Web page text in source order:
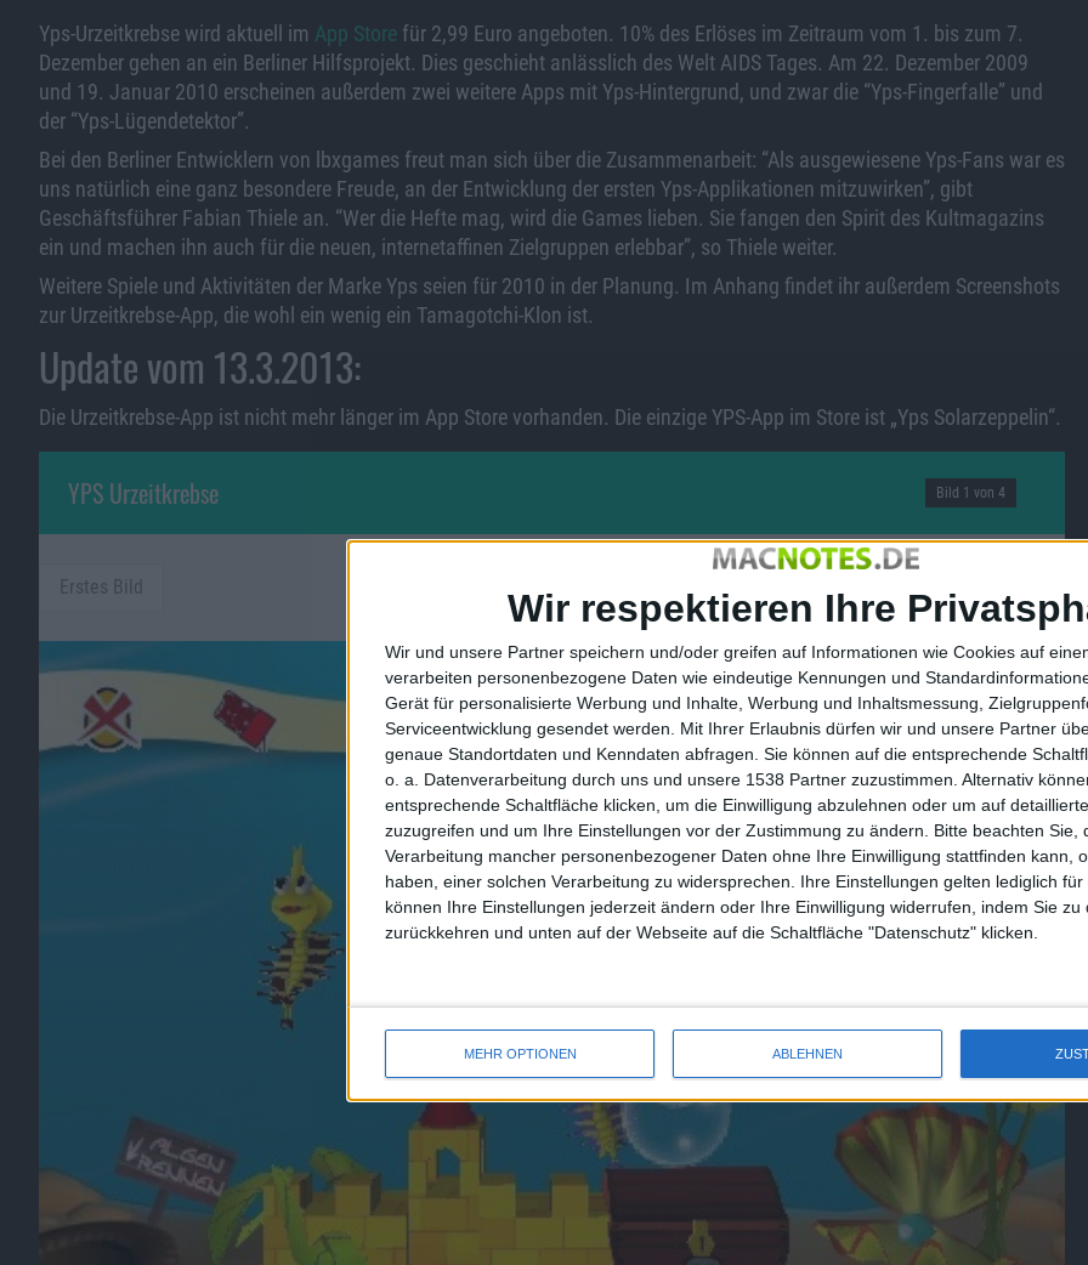
Wir respektieren Ihre
Wir und unsere Partner speichern und/oder greifen auf Informationen wie Cookies auf
verarbeiten personenbezogene Daten wie eindeutige Kennungen und
Gerät für personalisierte Werbung und Inhalte, Werbung und Inhaltsmessung,
Serviceentwicklung gesendet werden.
Mit Ihrer Erlaubnis dürfen wir und unsere Partner
genaue Standortdaten und Kenndaten abfragen. Sie können auf die entsprechende
o. a. Datenverarbeitung durch uns und unsere 1538 Partner zuzustimmen. Alternativ
entsprechende Schaltfläche klicken, um die Einwilligung abzulehnen oder um auf
zuzugreifen und um Ihre Einstellungen vor der Zustimmung zu ändern.
Bitte beachten Sie,
Verarbeitung mancher personenbezogener Daten ohne Ihre Einwilligung stattfinden kann,
haben, einer solchen Verarbeitung zu widersprechen. Ihre Einstellungen gelten lediglich
können Ihre Einstellungen jederzeit ändern oder Ihre Einwilligung widerrufen, indem Sie zu
zurückkehren und unten auf der Webseite auf die Schaltfläche "Datenschutz" klicken.
MEHR OPTIONEN ABLEHNEN
Yps-Urzeitkrebse wird aktuell im App Store für 2,99 Euro angeboten. 10% des Erlöses im Zeitraum vom 1. bis zum 7.
Dezember gehen an ein Berliner Hilfsprojekt. Dies geschieht anlässlich des Welt AIDS Tages. Am 22. Dezember 2009
und 19. Januar 2010 erscheinen außerdem zwei weitere Apps mit Yps-Hintergrund, und zwar die “Yps-Fingerfalle” und
der “Yps-Lügendetektor”.
Bei den Berliner Entwicklern von lbxgames freut man sich über die Zusammenarbeit: “Als ausgewiesene Yps-Fans war es
uns natürlich eine ganz besondere Freude, an der Entwicklung der ersten Yps-Applikationen mitzuwirken”, gibt
Geschäftsführer Fabian Thiele an. “Wer die Hefte mag, wird die Games lieben. Sie fangen den Spirit des Kultmagazins
ein und machen ihn auch für die neuen, internetaffinen Zielgruppen erlebbar”, so Thiele weiter.
Weitere Spiele und Aktivitäten der Marke Yps seien für 2010 in der Planung. Im Anhang findet ihr außerdem Screenshots
zur Urzeitkrebse-App, die wohl ein wenig ein Tamagotchi-Klon ist.
Update vom 13.3.2013:
Die Urzeitkrebse-App ist nicht mehr länger im App Store vorhanden. Die einzige YPS-App im Store ist „Yps Solarzeppelin“.
YPS Urzeitkrebse Bild 1 von 4
Erstes Bild